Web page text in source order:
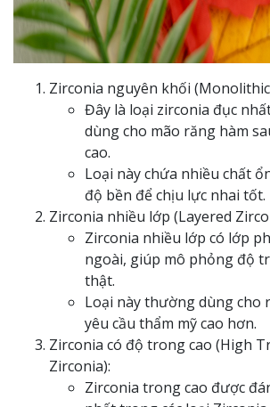
Zirconia nguyên khối
Đây là loại zirconia đục
dùng cho mão răng hàm
cao.
Loại này chứa nhiều chất
độ bền để chịu lực nhai tốt.
Zirconia nhiều lớp (Layered
Zirconia nhiều lớp có lớp
ngoài, giúp mô phỏng độ
thật.
Loại này thường dùng cho
yêu cầu thẩm mỹ cao hơn.
Zirconia có độ trong cao (High
Zirconia):
Zirconia trong cao được